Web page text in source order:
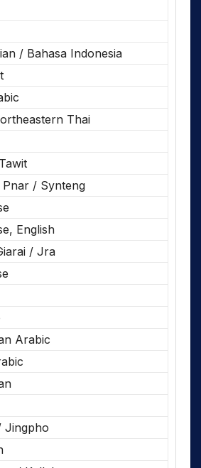
/ Bahasa Indonesia
Thai
/ Synteng
English
/ Jra
Arabic
Jingpho